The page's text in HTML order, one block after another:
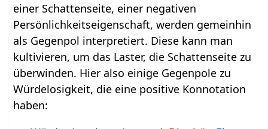
einer Schattenseite, einer negativen
Persönlichkeitseigenschaft, werden gemeinhin
als Gegenpol interpretiert. Diese kann man
kultivieren, um das Laster, die Schattenseite zu
überwinden. Hier also einige Gegenpole zu
Würdelosigkeit, die eine positive Konnotation
haben: